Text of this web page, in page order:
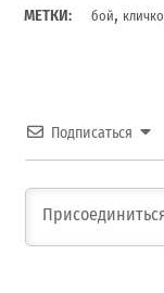
МЕТКИ: бой, кличко
Подписаться